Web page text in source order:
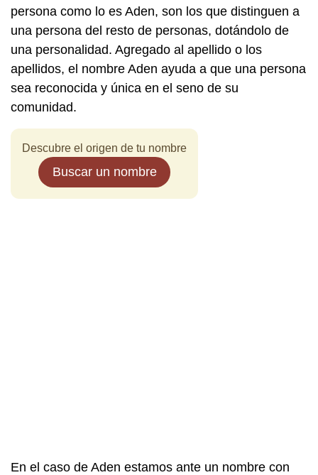
persona como lo es Aden, son los que distinguen a
una persona del resto de personas, dotándolo de
una personalidad. Agregado al apellido o los
apellidos, el nombre Aden ayuda a que una persona
sea reconocida y única en el seno de su
comunidad.
Descubre el origen de tu nombre
Buscar un nombre
En el caso de Aden estamos ante un nombre con